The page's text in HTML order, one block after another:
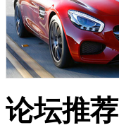
论坛推荐